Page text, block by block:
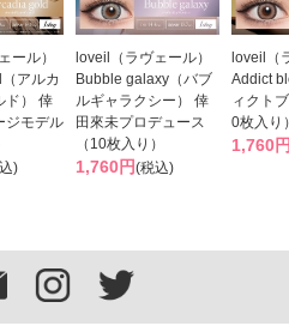
ール）
アルカ
ド） 倖
ジモデル
)
loveil（ラヴェール）
Bubble galaxy（バブ
ルギャラクシー） 倖
田來未プロデュース
（10枚入り）
1,760円(税込)
loveil（
Addict
ィクト
0枚入り
1,760